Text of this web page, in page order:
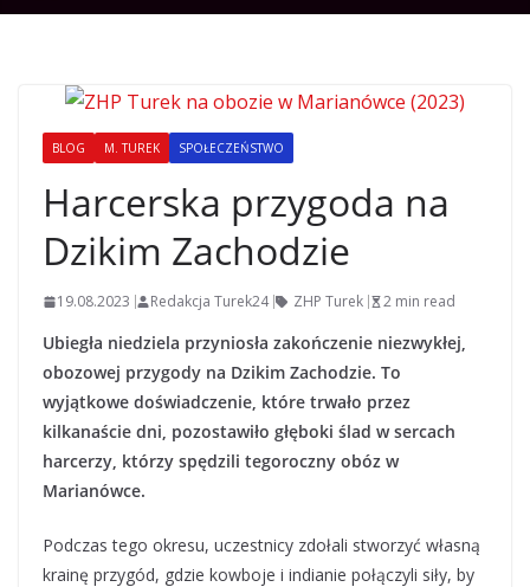
BLOG M. TUREK SPOŁECZEŃSTWO
Harcerska przygoda na
Dzikim Zachodzie
19.08.2023 Redakcja Turek24 ZHP Turek 2 min read
Ubiegła niedziela przyniosła zakończenie niezwykłej,
obozowej przygody na Dzikim Zachodzie. To
wyjątkowe doświadczenie, które trwało przez
kilkanaście dni, pozostawiło głęboki ślad w sercach
harcerzy, którzy spędzili tegoroczny obóz w
Marianówce.
Podczas tego okresu, uczestnicy zdołali stworzyć własną
krainę przygód, gdzie kowboje i indianie połączyli siły, by